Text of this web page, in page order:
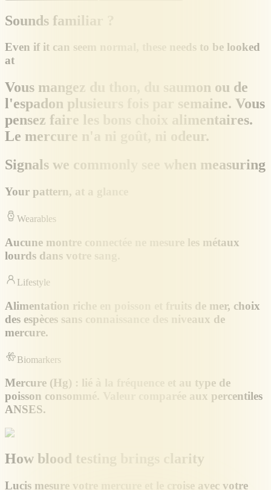
Sounds familiar ?
Even if it can seem normal, these needs to be looked
at
Vous mangez du thon, du saumon ou de
l'espadon plusieurs fois par semaine. Vous
pensez faire les bons choix alimentaires.
Le mercure n'a ni goût, ni odeur.
Signals we commonly see when measuring
Your pattern, at a glance
Wearables
Aucune montre connectée ne mesure les métaux
lourds dans votre sang.
Lifestyle
Alimentation riche en poisson et fruits de mer, choix
des espèces sans connaissance des niveaux de
mercure.
Biomarkers
Mercure (Hg) : lié à la fréquence et au type de
poisson consommé. Valeur comparée aux percentiles
ANSES.
How blood testing brings clarity
Lucis mesure votre mercure et le croise avec votre